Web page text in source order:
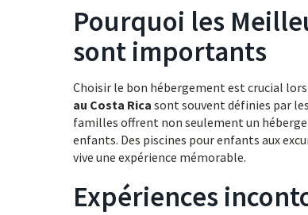
Pourquoi les
sont importants
Choisir le bon hébergement est crucial
au Costa Rica sont souvent définies par
familles offrent non seulement un
enfants. Des piscines pour enfants aux
vive une expérience mémorable.
Expériences